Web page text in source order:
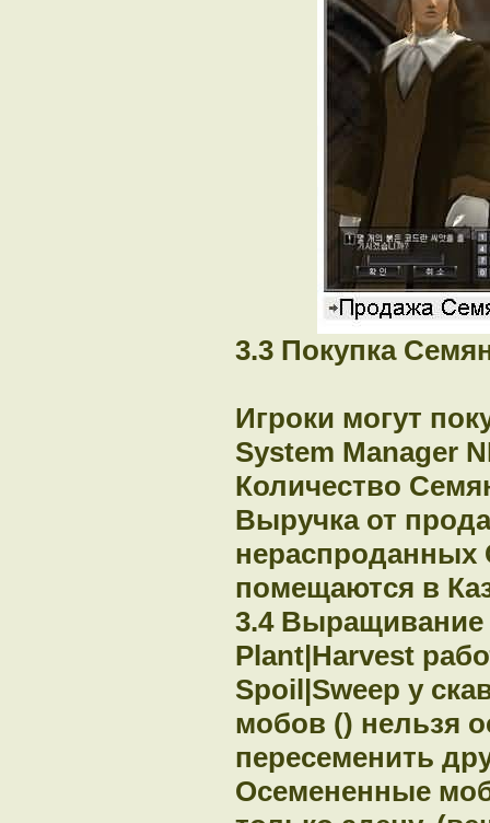
3.3 Покупка
Игроки могут
System Manager
Количество
Выручка от
нераспроданных
помещаются в
3.4 Выращивание
Plant|Harvest
Spoil|Sweep у
мобов () нельзя
пересеменить
Осемененные